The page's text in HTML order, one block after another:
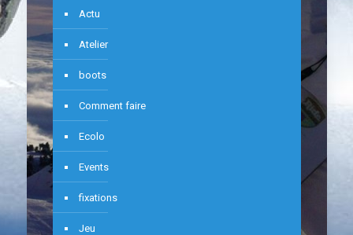
Actu
Atelier
boots
Comment faire
Ecolo
Events
fixations
Jeu